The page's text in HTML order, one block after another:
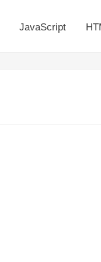
JavaScript